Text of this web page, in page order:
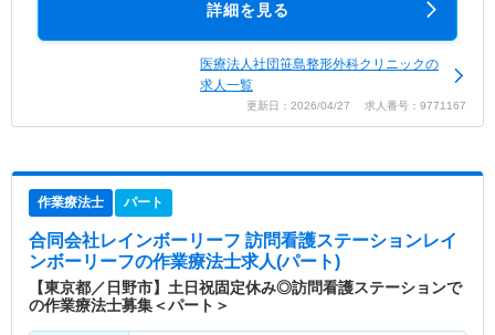
詳細を見る
医療法人社団笹島整形外科クリニックの
求人一覧
更新日：2026/04/27 求人番号：9771167
作業療法士 パート
合同会社レインボーリーフ 訪問看護ステーションレイ
ンボーリーフの作業療法士求人(パート)
【東京都／日野市】土日祝固定休み◎訪問看護ステーションで
の作業療法士募集＜パート＞